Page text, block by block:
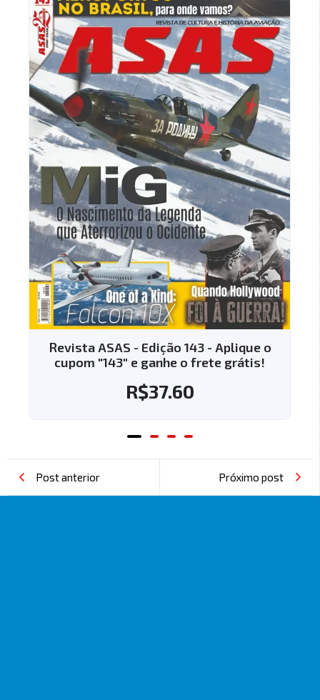
Revista ASAS - Edição 143 - Aplique o
cupom "143" e ganhe o frete grátis!
R$37.60
Post anterior Próximo post